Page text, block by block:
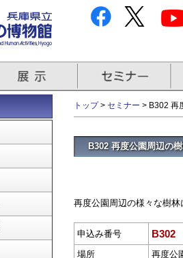
トップ> セミナー > B302 再
B302 再度公園周辺の
再度公園周辺の様々な樹
申込み番号 B302
場所
再度公